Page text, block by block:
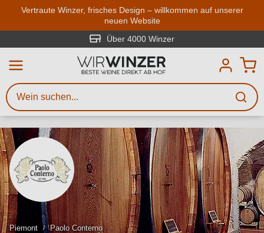
Zum Hauptinhalt springen
Vertraute Winzer, frisches Design – willkommen auf unserer
neuen Website
Über 4000 Winzer
Piemont Paolo Conterno
Weinsuche
Mindestens 3 Zeichen eingeben
Beschreiben Sie, welchen Wein
Sie suchen – ob nach Geschmack,
Region, Winzer oder anderen
Kriterien.